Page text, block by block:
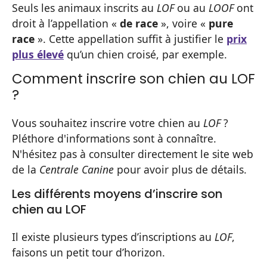
Seuls les animaux inscrits au LOFou au LOOFont
droit à l’appellation « de race », voire « pure
race ». Cette appellation suffit à justifier le prix
plus élevé qu’un chien croisé, par exemple.
Comment inscrire son chien au LOF
?
Vous souhaitez inscrire votre chien au LOF?
Pléthore d'informations sont à connaître.
N'hésitez pas à consulter directement le site web
de la Centrale Canine pour avoir plus de détails.
Les différents moyens d’inscrire son
chien au LOF
Il existe plusieurs types d’inscriptions au LOF,
faisons un petit tour d’horizon.